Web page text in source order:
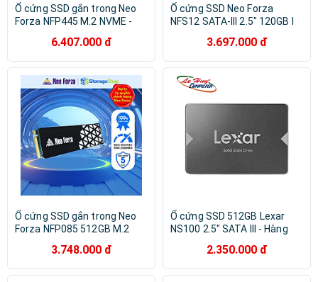
Ổ cứng SSD gắn trong Neo
Forza NFP445 M.2 NVME -
6.407.000 đ
Ổ cứng SSD Neo Forza
NFS12 SATA-III 2.5″ 120GB I
3.697.000 đ
Ổ cứng SSD gắn trong Neo
Forza NFP085 512GB M.2
3.748.000 đ
Ổ cứng SSD 512GB Lexar
NS100 2.5" SATA III - Hàng
2.350.000 đ